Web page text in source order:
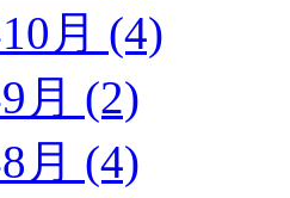
月 (4)
月 (2)
月 (4)